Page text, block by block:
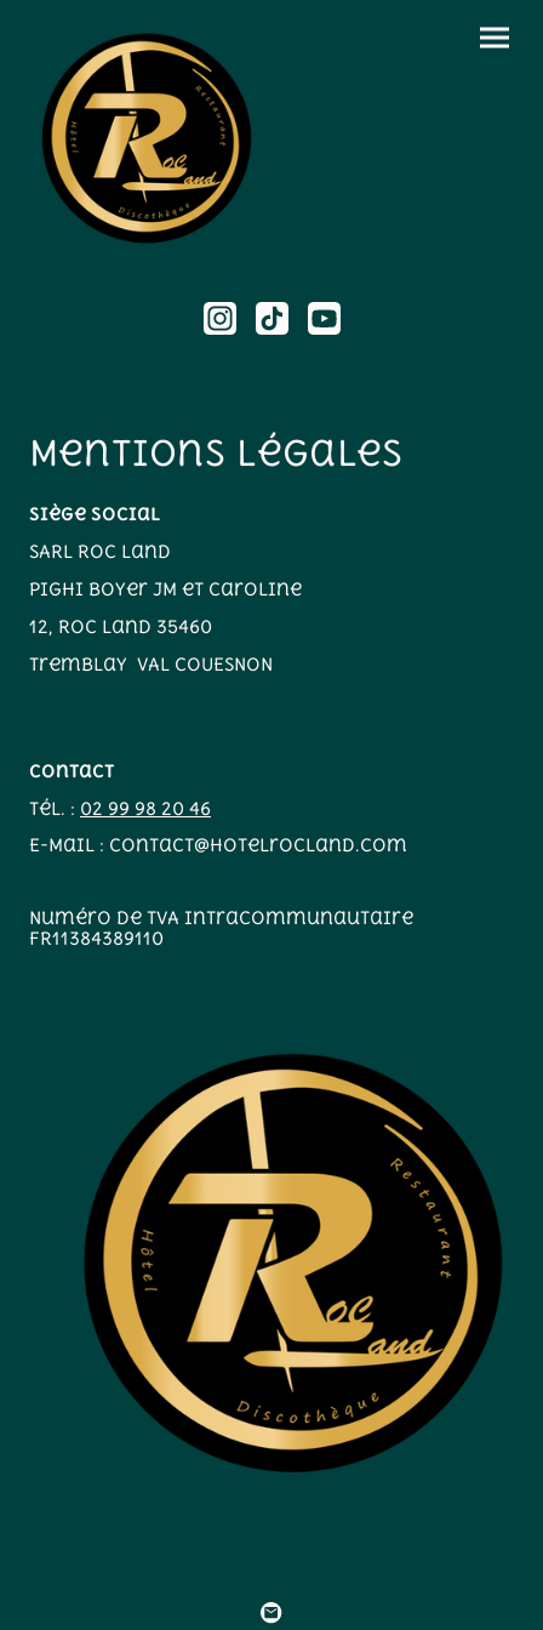
Mentions Légales
Siège social
SARL Roc Land
Pighi Boyer JM et Caroline
12, Roc Land 35460
Tremblay VAL COUESNON
Contact
Tél. : 02 99 98 20 46
E-Mail : contact@hotelrocland.com
Numéro de TVA intracommunautaire
FR11384389110